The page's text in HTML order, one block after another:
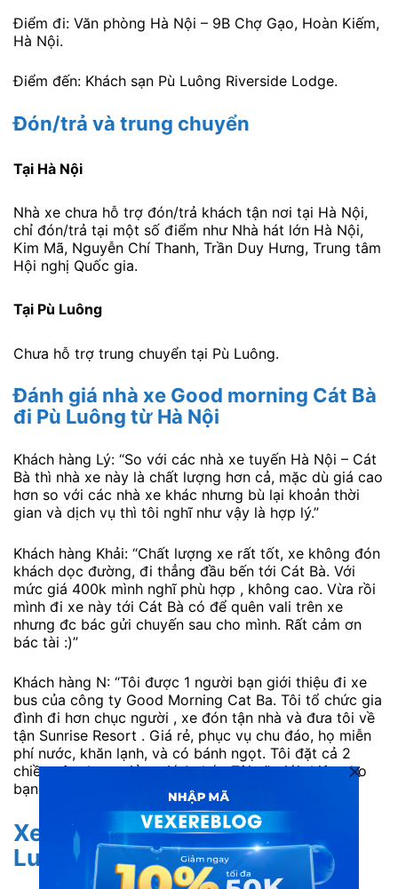
Điểm đi: Văn phòng Hà Nội – 9B Chợ Gạo, Hoàn Kiếm,
Hà Nội.
Điểm đến: Khách sạn Pù Luông Riverside Lodge.
Đón/trả và trung chuyển
Tại Hà Nội
Nhà xe chưa hỗ trợ đón/trả khách tận nơi tại Hà Nội,
chỉ đón/trả tại một số điểm như Nhà hát lớn Hà Nội,
Kim Mã, Nguyễn Chí Thanh, Trần Duy Hưng, Trung tâm
Hội nghị Quốc gia.
Tại Pù Luông
Chưa hỗ trợ trung chuyển tại Pù Luông.
Đánh giá nhà xe Good morning Cát Bà
đi Pù Luông từ Hà Nội
Khách hàng Lý: “So với các nhà xe tuyến Hà Nội – Cát
Bà thì nhà xe này là chất lượng hơn cả, mặc dù giá cao
hơn so với các nhà xe khác nhưng bù lại khoản thời
gian và dịch vụ thì tôi nghĩ như vậy là hợp lý.”
Khách hàng Khải: “Chất lượng xe rất tốt, xe không đón
khách dọc đường, đi thẳng đầu bến tới Cát Bà. Với
mức giá 400k mình nghĩ phù hợp , không cao. Vừa rồi
mình đi xe này tới Cát Bà có để quên vali trên xe
nhưng đc bác gửi chuyến sau cho mình. Rất cảm ơn
bác tài :)”
Khách hàng N: “Tôi được 1 người bạn giới thiệu đi xe
bus của công ty Good Morning Cat Ba. Tôi tổ chức gia
đình đi hơn chục người , xe đón tận nhà và đưa tôi về
tận Sunrise Resort . Giá rẻ, phục vụ chu đáo, họ miễn
phí nước, khăn lạnh, và có bánh ngọt. Tôi đặt cả 2
chiều nên được giảm giá 1 chút. Tôi sẽ giới thiệu cho
bạn bè. Cảm ơn công ty.”
Xe Mạnh Kiên Limousine đi Pù
Luông